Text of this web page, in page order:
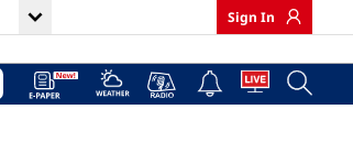
Sign In